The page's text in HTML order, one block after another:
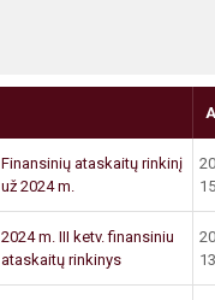
Finansinių ataskaitų rinkinį
už 2024 m.
2024 m. III ketv. finansiniu
ataskaitų rinkinys